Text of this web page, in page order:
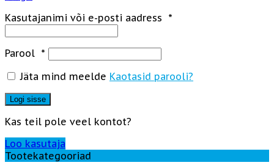
Kasutajanimi või e-posti aadress *
Parool *
Jäta mind meelde Kaotasid parooli?
Logi sisse
Kas teil pole veel kontot?
Loo kasutaja
Tootekategooriad